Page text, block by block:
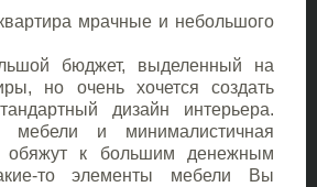
мрачные и небольшого
бюджет, выделенный на
но очень хочется создать
дизайн интерьера.
мебели и минималистичная
обяжут к большим денежным
то элементы мебели Вы